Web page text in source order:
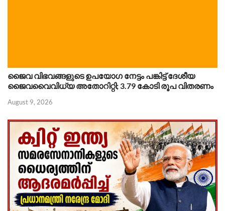
ജൈവ വിഭവങ്ങളുടെ ഉപയോഗ നേട്ടം പങ്കിട്ട് ദേശീയ
ജൈവവൈവിധ്യ അതോറിറ്റി; 3.79 കോടി രൂപ വിതരണം
August 9, 2026